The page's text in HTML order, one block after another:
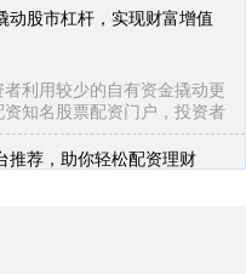
动股市杠杆，实现财富增值
利用较少的自有资金撬动更
知名股票配资门户，投资者
推荐，助你轻松配资理财
杆操作方式，可以放大投资
要。以下推荐几个最新且可